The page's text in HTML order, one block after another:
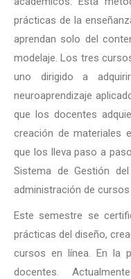
prácticas de la
aprendan solo del
modelaje. Los tres
uno dirigido a
neuroaprendizaje
que los docentes
creación de materiales
que los lleva paso a
Sistema de Gestión
administración de cursos
Este semestre se
prácticas del diseño,
cursos en línea. En la
docentes.